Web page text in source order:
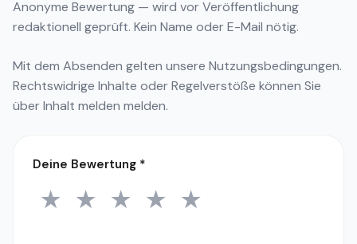
Anonyme Bewertung — wird vor Veröffentlichung
redaktionell geprüft. Kein Name oder E-Mail nötig.
Mit dem Absenden gelten unsere Nutzungsbedingungen.
Rechtswidrige Inhalte oder Regelverstöße können Sie
überInhalt melden melden.
Deine Bewertung *
1 Stern
★ 2 Sterne
★ 3 Sterne
★ 4 Sterne
★ 5 Sterne
★